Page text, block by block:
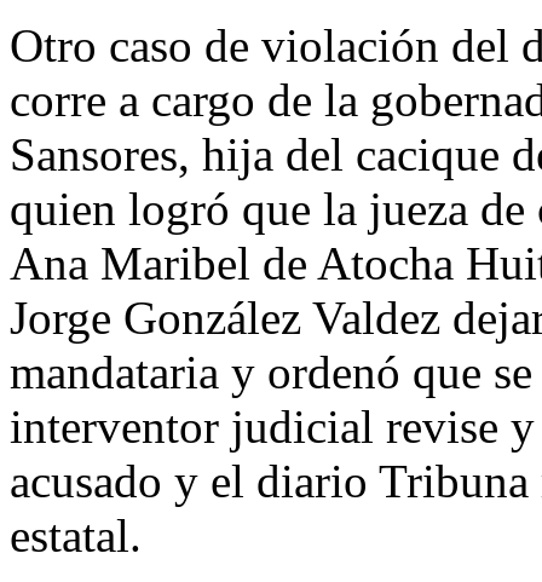
Otro caso de violación del
corre a cargo de la
Sansores, hija del cacique
quien logró que la jueza
Ana Maribel de Atocha
Jorge González Valdez
mandataria y ordenó que
interventor judicial revise
acusado y el diario
estatal.